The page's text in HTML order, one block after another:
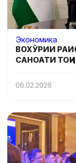
Экономика
ВОХӮРИИ
САНОАТИ
06.02.2026